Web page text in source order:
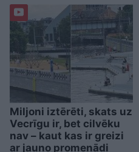
Miljoni iztērēti, skats uz
Vecrīgu ir, bet cilvēku
nav – kaut kas ir greizi
ar jauno promenādi